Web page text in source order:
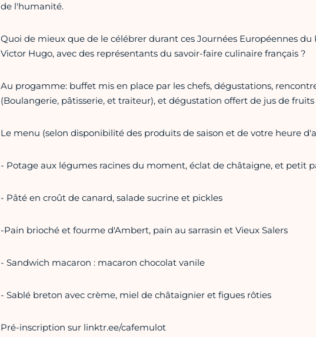
de l'humanité.
Quoi de mieux que de le célébrer durant ces Journées Européennes
Victor Hugo, avec des représentants du savoir-faire culinaire français ?
Au progamme: buffet mis en place par les chefs, dégustations,
(Boulangerie, pâtisserie, et traiteur), et dégustation offert de jus de
Le menu (selon disponibilité des produits de saison et de votre heure
- Potage aux légumes racines du moment, éclat de châtaigne, et petit
- Pâté en croût de canard, salade sucrine et pickles
-Pain brioché et fourme d'Ambert, pain au sarrasin et Vieux Salers
- Sandwich macaron : macaron chocolat vanile
- Sablé breton avec crème, miel de châtaignier et figues rôties
Pré-inscription sur linktr.ee/cafemulot